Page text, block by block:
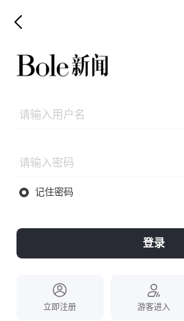
记住密码
登录
立即注册 游客进入